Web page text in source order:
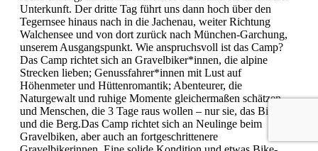
Unterkunft. Der dritte Tag führt uns dann hoch über den
Tegernsee hinaus nach in die Jachenau, weiter Richtung
Walchensee und von dort zurück nach München-Garchung,
unserem Ausgangspunkt. Wie anspruchsvoll ist das Camp?
Das Camp richtet sich an Gravelbiker*innen, die alpine
Strecken lieben; Genussfahrer*innen mit Lust auf
Höhenmeter und Hüttenromantik; Abenteurer, die
Naturgewalt und ruhige Momente gleichermaßen schätzen
und Menschen, die 3 Tage raus wollen – nur sie, das Bike
und die Berg.Das Camp richtet sich an Neulinge beim
Gravelbiken, aber auch an fortgeschrittenere